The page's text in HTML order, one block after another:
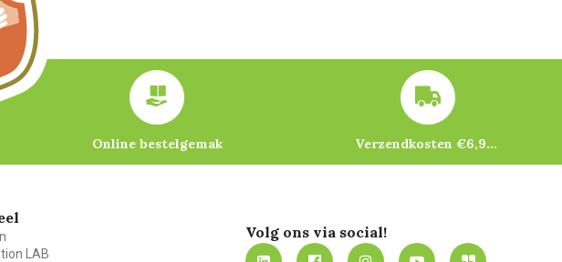
Online bestelgemak Verzendkosten €6,95 – gratis bij je eerste bestelling vanaf €200
LAB
Volg ons via social!